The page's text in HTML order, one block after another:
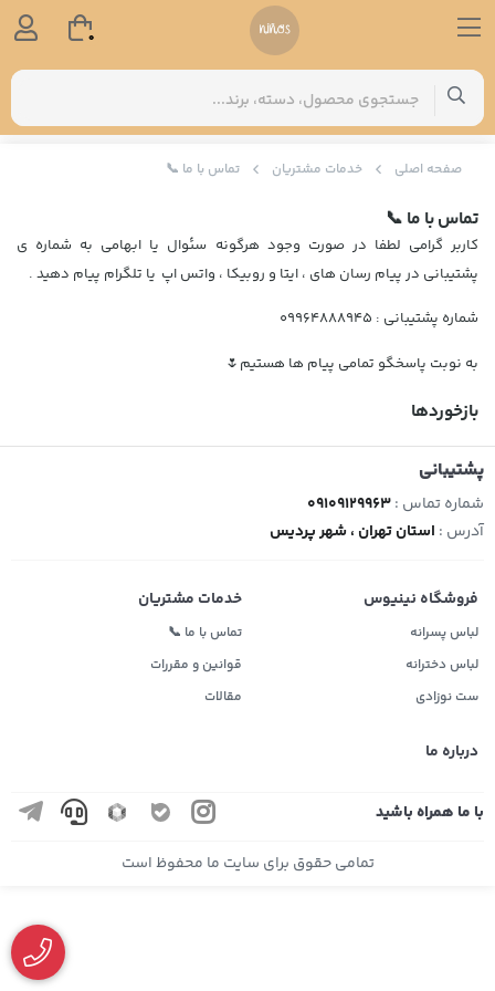
صفحه اصلی خدمات مشتریان تماس با ما 📞
تماس با ما 📞
کاربر گرامی لطفا در صورت وجود هرگونه سئوال یا ابهامی به شماره ی
پشتیبانی در پیام رسان های ، ایتا و روبیکا ، واتس اپ یا تلگرام پیام دهید .
شماره پشتیبانی : 09964888945
به نوبت پاسخگو تمامی پیام ها هستیم🌷
بازخوردها
پشتیبانی
شماره تماس :09109129963
آدرس : استان تهران ، شهر پردیس
فروشگاه نینیوس
لباس پسرانه
لباس دخترانه
ست نوزادی
خدمات مشتریان
تماس با ما 📞
قوانین و مقررات
مقالات
درباره ما
با ما همراه باشید
تمامی حقوق برای سایت ما محفوظ است
0